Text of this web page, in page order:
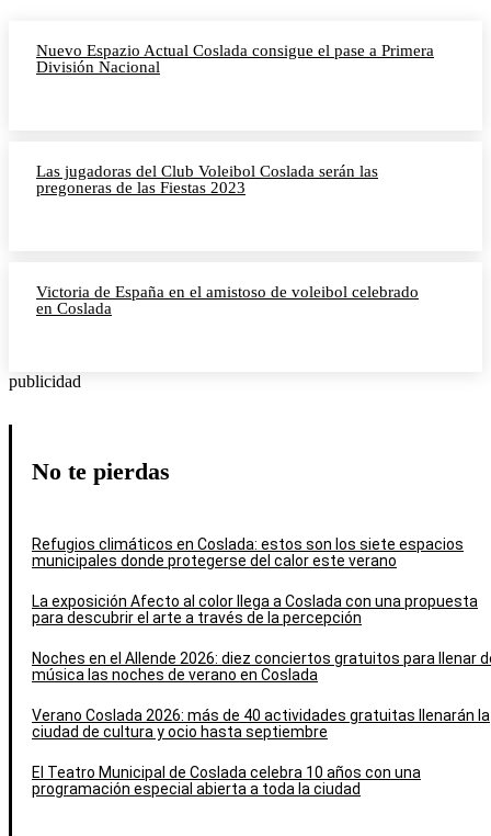
Nuevo Espazio Actual Coslada consigue el pase a Primera
División Nacional
Las jugadoras del Club Voleibol Coslada serán las
pregoneras de las Fiestas 2023
Victoria de España en el amistoso de voleibol celebrado
en Coslada
publicidad
No te pierdas
Refugios climáticos en Coslada: estos son los siete espacios
municipales donde protegerse del calor este verano
La exposición Afecto al color llega a Coslada con una propuesta
para descubrir el arte a través de la percepción
Noches en el Allende 2026: diez conciertos gratuitos para llenar
música las noches de verano en Coslada
Verano Coslada 2026: más de 40 actividades gratuitas llenarán la
ciudad de cultura y ocio hasta septiembre
El Teatro Municipal de Coslada celebra 10 años con una
programación especial abierta a toda la ciudad